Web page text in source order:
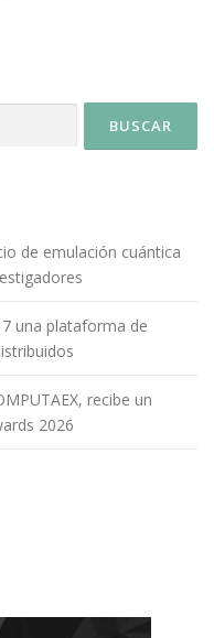
de emulación cuántica
7 una plataforma de
recibe un
2026